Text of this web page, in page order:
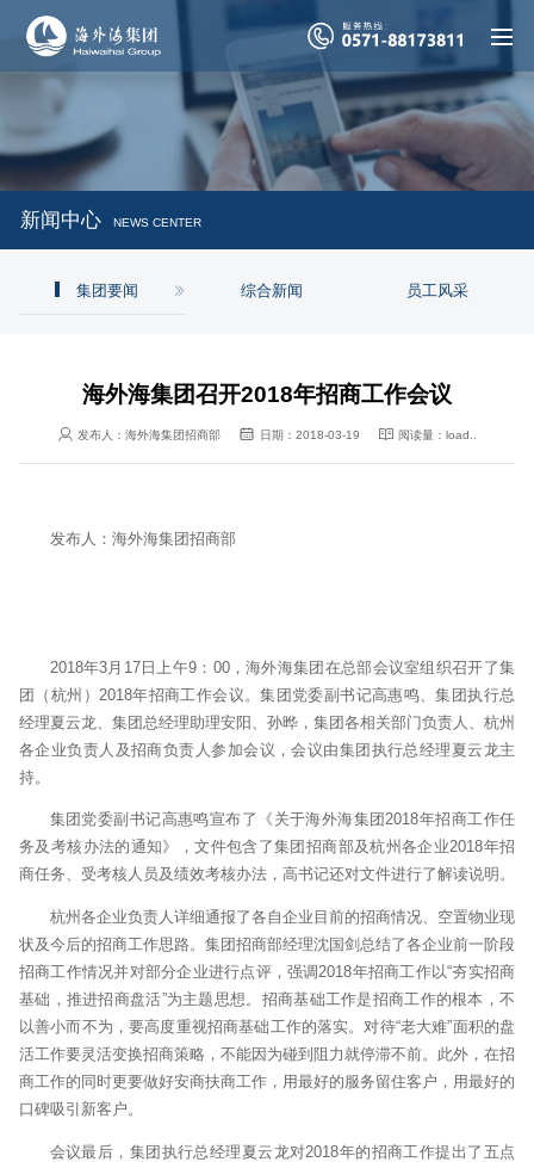
新闻中心 NEWS CENTER
集团要闻 综合新闻 员工风采
海外海集团召开2018年招商工作会议
 发布人： 海外海集团招商部  日期： 2018-03-19  阅读量：load..
发布人：海外海集团招商部
2018年3月17日上午9：00，海外海集团在总部会议室组织召开了集
团（杭州）2018年招商工作会议。集团党委副书记高惠鸣、集团执行总
经理夏云龙、集团总经理助理安阳、孙晔，集团各相关部门负责人、杭州
各企业负责人及招商负责人参加会议，会议由集团执行总经理夏云龙主
持。
集团党委副书记高惠鸣宣布了《关于海外海集团2018年招商工作任
务及考核办法的通知》，文件包含了集团招商部及杭州各企业2018年招
商任务、受考核人员及绩效考核办法，高书记还对文件进行了解读说明。
杭州各企业负责人详细通报了各自企业目前的招商情况、空置物业现
状及今后的招商工作思路。集团招商部经理沈国剑总结了各企业前一阶段
招商工作情况并对部分企业进行点评，强调2018年招商工作以“夯实招商
基础，推进招商盘活”为主题思想。招商基础工作是招商工作的根本，不
以善小而不为，要高度重视招商基础工作的落实。对待“老大难”面积的盘
活工作要灵活变换招商策略，不能因为碰到阻力就停滞不前。此外，在招
商工作的同时更要做好安商扶商工作，用最好的服务留住客户，用最好的
口碑吸引新客户。
会议最后，集团执行总经理夏云龙对2018年的招商工作提出了五点